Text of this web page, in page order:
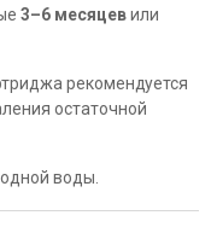
3–6 месяцевили
рекомендуется
остаточной
воды.